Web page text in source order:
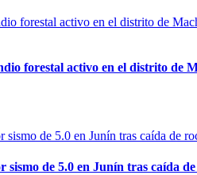
forestal activo en el distrito de
sismo de 5.0 en Junín tras caída